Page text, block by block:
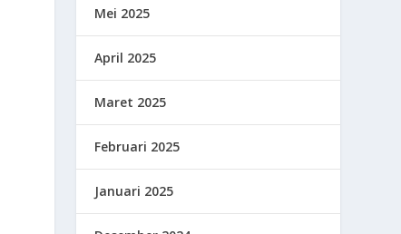
Mei 2025
April 2025
Maret 2025
Februari 2025
Januari 2025